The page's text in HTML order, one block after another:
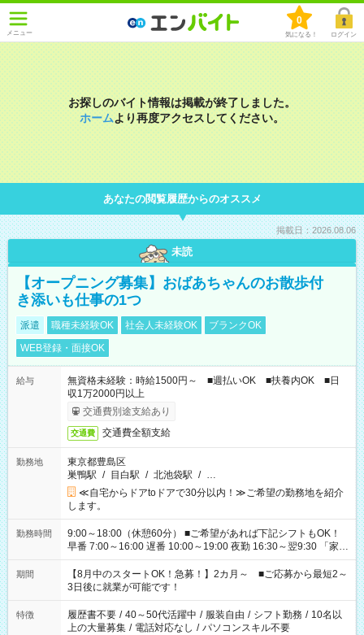
メニュー
0
気になる！ ログイン
お探しのバイト情報は掲載が終了しました。
ホームより再度アクセスしてください。
あなたの閲覧履歴からのオススメ
掲載日：2026.08.06
未読
【オープニング募集】おばあちゃんのお散歩付
き添いも仕事の1つ
派遣 職種未経験OK 社会人未経験OK
ブランクOK
WEB登録・面接OK
給与
無資格未経験：時給1500円～ ■週払いOK ■扶養内OK ■日
収1万2000円以上
交通費別途支給あり
交通費 交通費全額支給
勤務地
東京都豊島区
巣鴨駅 / 目白駅 / 北池袋駅 / …
≪自宅からドアtoドアで30分以内！≫ご希望の勤務地を紹介
します。
勤務時間
9:00～18:00（休憩60分） ■ご希望があれば下記シフトもOK！
早番 7:00～16:00 遅番 10:00～19:00 夜勤 16:30～翌9:30 「家族
と休みを合わせたい」 「余裕を持って夕飯の準備がしたい」
「できれば残業はしたくない」 など、ご希望を教えてください
ね。 ※Wワーク希望の方へ 今ご覧のお仕事で希望する勤務時間
と、もう1つのお仕事の勤務時間。 合計で週40時間を超える場
合は応募できません。
期間
【8月中のスタートOK！急募！】2カ月～ ■ご応募から最短2～
3日後に就業が可能です！
特徴 履歴書不要 / 40～50代活躍中 / 服装自由 / シフト勤務 / 10名以
上の大量募集 / 電話対応なし / パソコンスキル不要